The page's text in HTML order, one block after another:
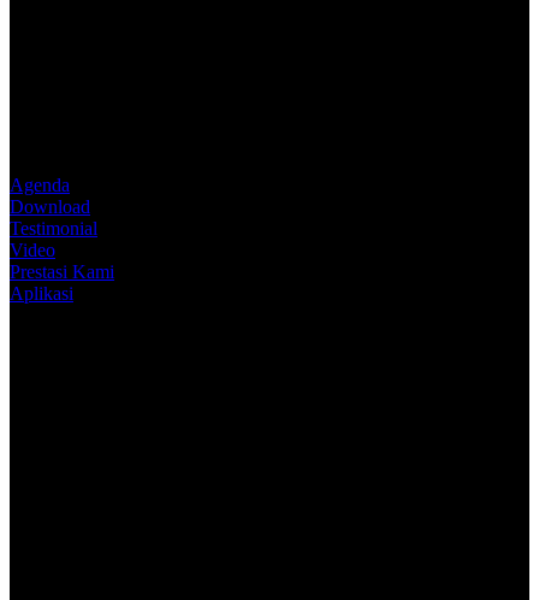
Agenda
Download
Testimonial
Video
Prestasi Kami
Aplikasi